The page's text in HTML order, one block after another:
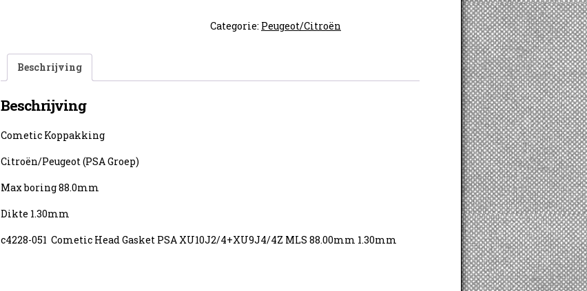
Gasket
Categorie: Peugeot/Citroën
Beschrijving
Beschrijving
Cometic Koppakking
Citroën/Peugeot (PSA Groep)
Max boring 88.0mm
Dikte 1.30mm
c4228-051 Cometic Head Gasket PSA XU10J2/4+XU9J4/4Z MLS 88.00mm 1.30mm